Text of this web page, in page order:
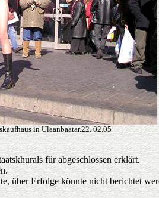
in Ulaanbaatar.22. 02.05
für abgeschlossen erklärt.
Erfolge könnte nicht berichtet